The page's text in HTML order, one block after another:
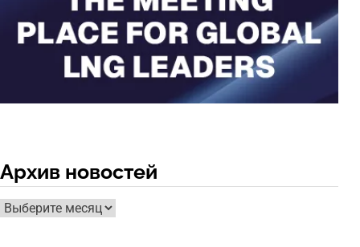
Архив новостей
Архив
новостей